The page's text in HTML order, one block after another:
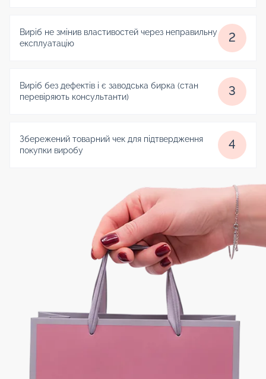
Виріб не змінив властивостей через неправильну
експлуатацію
2
Виріб без дефектів і є заводська бирка (стан
перевіряють консультанти)
3
Збережений товарний чек для підтвердження
покупки виробу
4